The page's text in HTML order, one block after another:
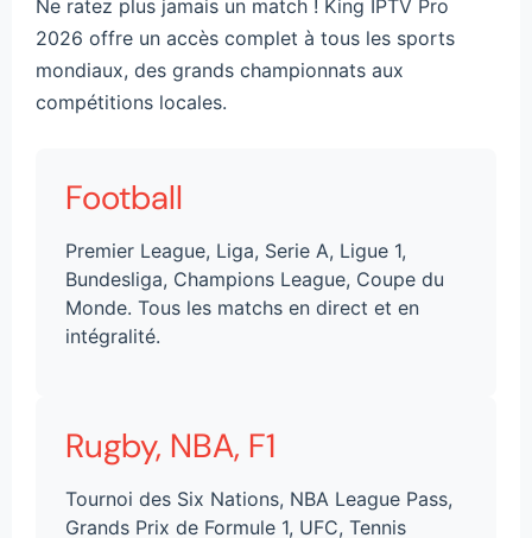
Ne ratez plus jamais un match ! King IPTV Pro
2026 offre un accès complet à tous les sports
mondiaux, des grands championnats aux
compétitions locales.
Football
Premier League, Liga, Serie A, Ligue 1,
Bundesliga, Champions League, Coupe du
Monde. Tous les matchs en direct et en
intégralité.
Rugby, NBA, F1
Tournoi des Six Nations, NBA League Pass,
Grands Prix de Formule 1, UFC, Tennis